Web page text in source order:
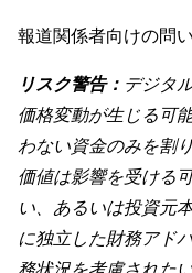
報道関係者向けの問
リスク警告： デジタ
価格変動が生じる可
わない資金のみを割
価値は影響を受ける
い、あるいは投資元
に独立した財務アド